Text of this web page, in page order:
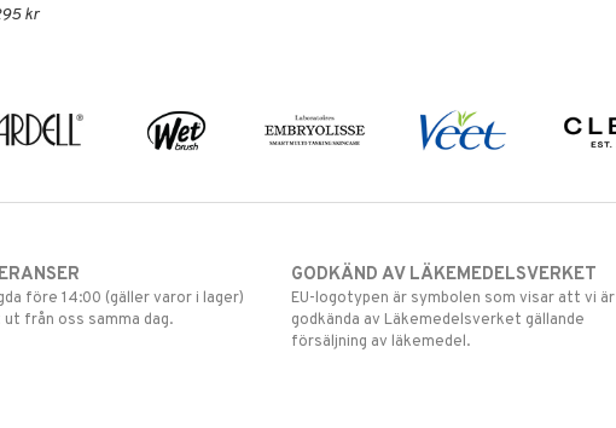
kr
före 14:00 (gäller varor i lager)
från oss samma dag.
GODKÄND AV LÄKEMEDELSVERKET
EU-logotypen är symbolen som visar att vi är
godkända av Läkemedelsverket gällande
försäljning av läkemedel.